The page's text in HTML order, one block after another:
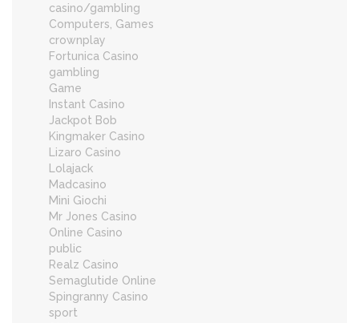
casino/gambling
Computers, Games
crownplay
Fortunica Casino
gambling
Game
Instant Casino
Jackpot Bob
Kingmaker Casino
Lizaro Casino
Lolajack
Madcasino
Mini Giochi
Mr Jones Casino
Online Casino
public
Realz Casino
Semaglutide Online
Spingranny Casino
sport